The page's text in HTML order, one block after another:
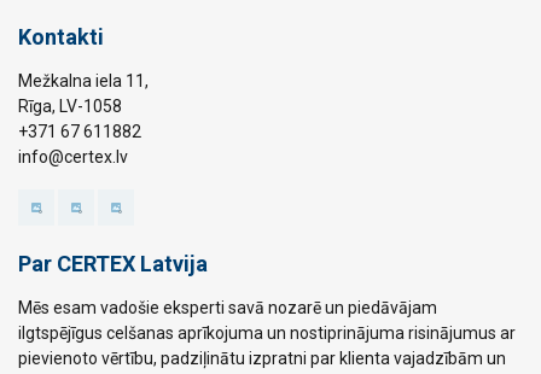
Kontakti
Mežkalna iela 11,
Rīga, LV-1058
+371 67 611882
info@certex.lv
Par CERTEX Latvija
Mēs esam vadošie eksperti savā nozarē un piedāvājam
ilgtspējīgus celšanas aprīkojuma un nostiprinājuma risinājumus ar
pievienoto vērtību, padziļinātu izpratni par klienta vajadzībām un